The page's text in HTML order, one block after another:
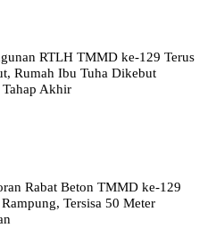
RTLH TMMD ke-129 Terus
Rumah Ibu Tuha Dikebut
Akhir
Rabat Beton TMMD ke-129
Tersisa 50 Meter